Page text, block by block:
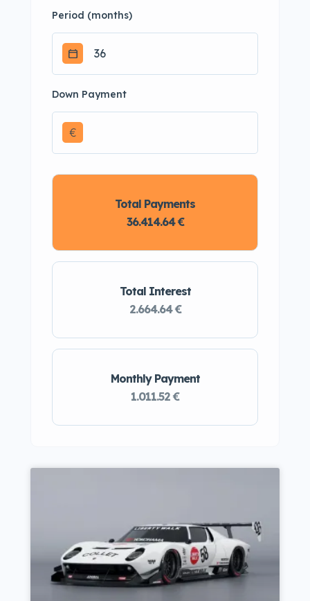
Period (months)
Down Payment
€
Monthly Payment
1.011.52 €
Total Interest
2.664.64 €
Total Payments
36.414.64 €